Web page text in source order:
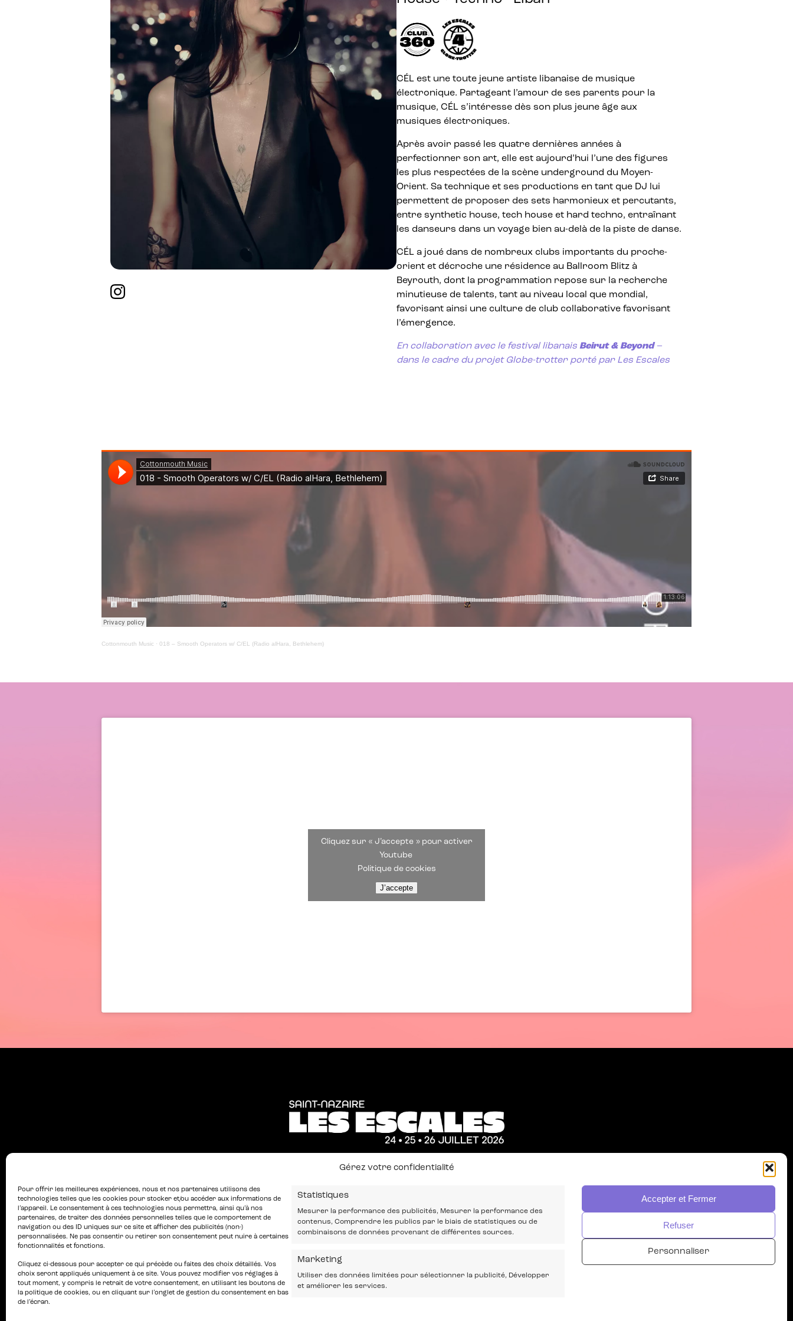
Gérez votre confidentialité
Pour offrir les meilleures expériences, nous et nos partenaires utilisons des
technologies telles que les cookies pour stocker et/ou accéder aux informations de
l’appareil. Le consentement à ces technologies nous permettra, ainsi qu’à nos
partenaires, de traiter des données personnelles telles que le comportement de
navigation ou des ID uniques sur ce site et afficher des publicités (non-)
personnalisées. Ne pas consentir ou retirer son consentement peut nuire à certaines
fonctionnalités et fonctions.
Cliquez ci-dessous pour accepter ce qui précède ou faites des choix détaillés. Vos
choix seront appliqués uniquement à ce site. Vous pouvez modifier vos réglages à
tout moment, y compris le retrait de votre consentement, en utilisant les boutons de
la politique de cookies, ou en cliquant sur l’onglet de gestion du consentement en bas
de l’écran.
Statistiques
Mesurer la performance des publicités, Mesurer la performance des
contenus, Comprendre les publics par le biais de statistiques ou de
combinaisons de données provenant de différentes sources.
Marketing
Utiliser des données limitées pour sélectionner la publicité, Développer
et améliorer les services.
Accepter et Fermer
Refuser
Personnaliser
CÉL est une toute jeune artiste libanaise de musique
électronique. Partageant l’amour de ses parents pour la
musique, CÉL s’intéresse dès son plus jeune âge aux
musiques électroniques.
Après avoir passé les quatre dernières années à
perfectionner son art, elle est aujourd’hui l’une des figures
les plus respectées de la scène underground du Moyen-
Orient. Sa technique et ses productions en tant que DJ lui
permettent de proposer des sets harmonieux et percutants,
entre synthetic house, tech house et hard techno, entraînant
les danseurs dans un voyage bien au-delà de la piste de danse.
CÉL a joué dans de nombreux clubs importants du proche-
orient et décroche une résidence au Ballroom Blitz à
Beyrouth, dont la programmation repose sur la recherche
minutieuse de talents, tant au niveau local que mondial,
favorisant ainsi une culture de club collaborative favorisant
l’émergence.
En collaboration avec le festival libanais Beirut & Beyond–
dans le cadre du projet Globe-trotter porté par Les Escales
Cottonmouth Music · 018 – Smooth Operators w/ C/EL (Radio alHara, Bethlehem)
Cliquez sur « J’accepte » pour activer
Youtube
Politique de cookies
J’accepte